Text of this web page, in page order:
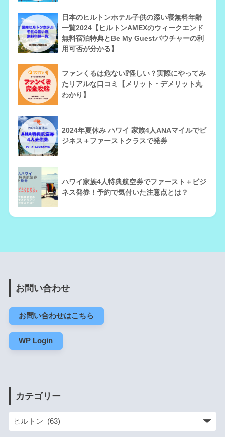
日本のヒルトンホテル子供の添い寝無料年齢
一覧2024【ヒルトンAMEXのウィークエンド
無料宿泊特典とBe My Guestバウチャーの利
用可否が分かる】
ファンくるは危ない⁉怪しい？実際にやってみ
たリアルな口コミ【メリット・デメリット丸
わかり】
2024年夏休み ハワイ 家族4人ANAマイルでビ
ジネス＋ファーストクラスで発券
ハワイ家族4人特典航空券でファースト＋ビジ
ネス発券！予約で気付いた注意点とは？
お問い合わせ
お問い合わせはこちら
WP Login
カテゴリー